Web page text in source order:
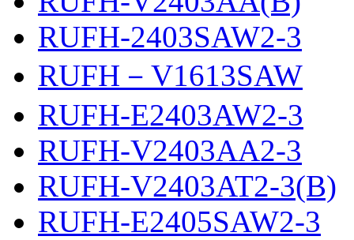
RUFH-2403SAW2-3
RUFH－V1613SAW
RUFH-E2403AW2-3
RUFH-V2403AA2-3
RUFH-V2403AT2-3(B)
RUFH-E2405SAW2-3